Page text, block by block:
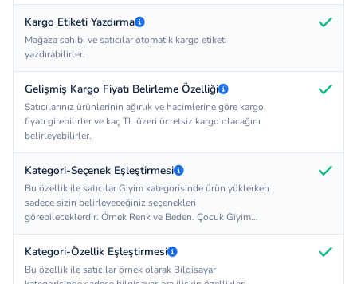
Kargo Etiketi Yazdırma
Mağaza sahibi ve satıcılar otomatik kargo etiketi
yazdırabilirler.
Gelişmiş Kargo Fiyatı Belirleme Özelliği
Satıcılarınız ürünlerinin ağırlık ve hacimlerine göre kargo
fiyatı girebilirler ve kaç TL üzeri ücretsiz kargo olacağını
belirleyebilirler.
Kategori-Seçenek Eşleştirmesi
Bu özellik ile satıcılar Giyim kategorisinde ürün yüklerken
sadece sizin belirleyeceğiniz seçenekleri
görebileceklerdir. Örnek Renk ve Beden. Çocuk Giyim
kategorisine ürün yüklerken örnek olarak 1 yaş, 2 yaş, 3
yaş gibi ilgili kategoriye ait seçenekleri görebileceklerdir.
Böylece ürünlerini çok daha kolay yükleyebilirler.
Kategori-Özellik Eşleştirmesi
Bu özellik ile satıcılar örnek olarak Bilgisayar